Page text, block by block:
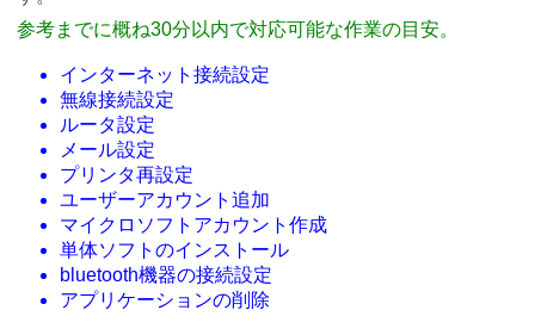
参考までに概ね30分以内で対応可能な作業の目安。
インターネット接続設定
無線接続設定
ルータ設定
メール設定
プリンタ再設定
ユーザーアカウント追加
マイクロソフトアカウント作成
単体ソフトのインストール
bluetooth機器の接続設定
アプリケーションの削除